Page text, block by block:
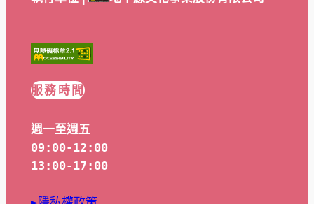
服務時間
週一至週五
09:00-12:00
13:00-17:00